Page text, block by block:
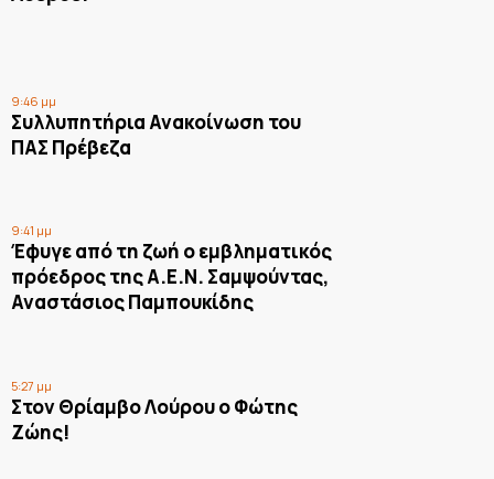
9:46 μμ
Συλλυπητήρια Ανακοίνωση του
ΠΑΣ Πρέβεζα
9:41 μμ
Έφυγε από τη ζωή ο εμβληματικός
πρόεδρος της Α.Ε.Ν. Σαμψούντας,
Αναστάσιος Παμπουκίδης
5:27 μμ
Στον Θρίαμβο Λούρου ο Φώτης
Ζώης!